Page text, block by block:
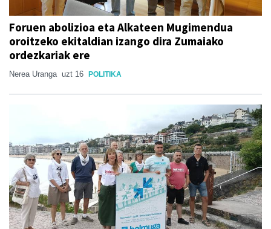
Foruen abolizioa eta Alkateen Mugimendua
oroitzeko ekitaldian izango dira Zumaiako
ordezkariak ere
Nerea Uranga uzt 16 POLITIKA